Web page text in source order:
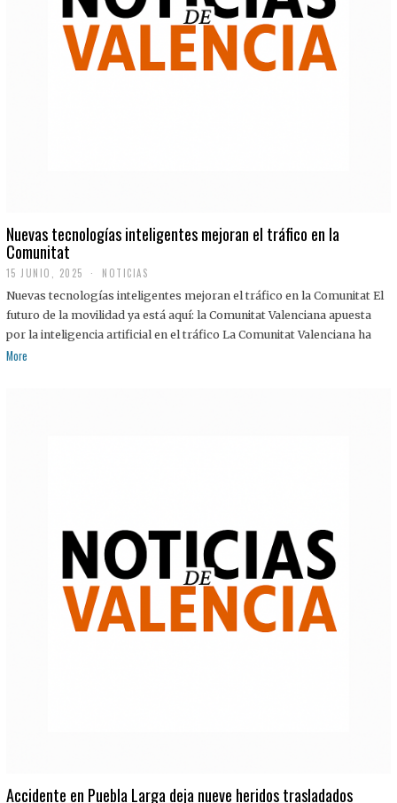
Nuevas tecnologías inteligentes mejoran el tráfico en la
Comunitat
15 JUNIO, 2025 NOTICIAS
Nuevas tecnologías inteligentes mejoran el tráfico en la Comunitat El
futuro de la movilidad ya está aquí: la Comunitat Valenciana apuesta
por la inteligencia artificial en el tráfico La Comunitat Valenciana ha
More
Accidente en Puebla Larga deja nueve heridos trasladados